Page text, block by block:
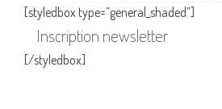
[styledbox type=”general_shaded”]
Inscription newsletter
[/styledbox]